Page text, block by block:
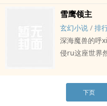
年，让他生不
力量。 可是后
真界的可以脱
雪鹰领主
玄幻小说 / 排
深海魔兽的呼
侵ru这座世界
下页